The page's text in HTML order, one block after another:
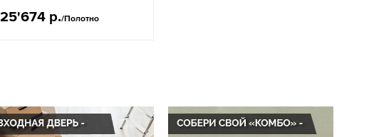
25'674 р./Полотно